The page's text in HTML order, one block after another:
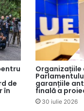
de
în
Organizațiile
garanțiile
finală a
30 iulie 2026